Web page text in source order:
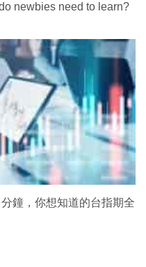
newbies need to learn?
鐘，你想知道的台指期全